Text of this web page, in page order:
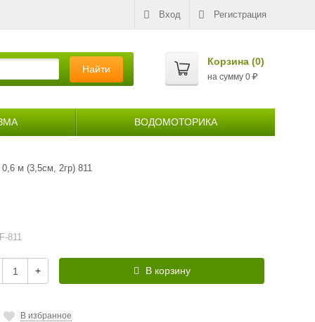
Вход Регистрация
Найти
Корзина (0)
на сумму 0 ₽
ВОДОМОТОРИКА
м (3,5см, 2гр) 811
811
+ В корзину
В избранное